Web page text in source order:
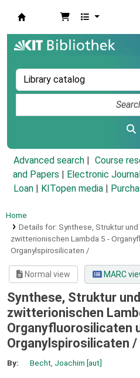
Advanced search Course
and Papers
Electronic
Loan
KITopen media
Home
Details for: Synthese, Struktur
zwitterionischen Lambda 5 -
Organylspirosilicaten /
Normal view MARC
Synthese, Struktur
zwitterionischen
Organyfluorosilicaten
Organylspirosilicaten /
By: Becht, Joachim [aut]